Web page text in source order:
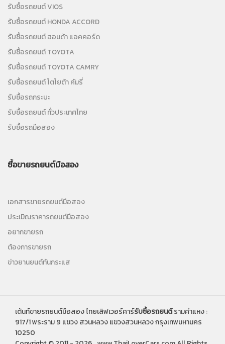
รับซื้อรถยนต์ VIOS
รับซื้อรถยนต์ HONDA ACCORD
รับซื้อรถยนต์ ฮอนด้า แอคคอร์ด
รับซื้อรถยนต์ TOYOTA
รับซื้อรถยนต์ TOYOTA CAMRY
รับซื้อรถยนต์ โตโยต้า คัมรี่
รับซื้อรถกระบะ
รับซื้อรถยนต์ ทั่วประเทศไทย
รับซื้อรถมือสอง
ซื้อขายรถยนต์มือสอง
เอกสารขายรถยนต์มือสอง
ประเมิณราคารถยนต์มือสอง
อยากขายรถ
ต้องการขายรถ
ข่าวยานยนต์ทันกระแส
เต้นท์ขายรถยนต์มือสอง ไทยเลิฟเวอร์คาร์รับซื้อรถยนต์รามคำแหง :
917/1 พระราม 9 แขวง สวนหลวง แขวงสวนหลวง กรุงเทพมหานคร
10250